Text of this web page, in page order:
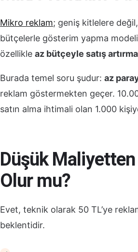
Mikro reklam; geniş kitlelere
bütçelerle gösterim yapma
özellikle az bütçeyle satış
Burada temel soru şudur: az
reklam göstermekten geçer.
satın alma ihtimali olan 1.000
Düşük Maliyetten
Olur mu?
Evet, teknik olarak 50 TL’ye
beklentidir.